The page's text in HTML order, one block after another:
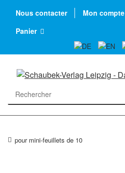
Nous contacter Mon compte
Panier
pour mini-feuillets de 10